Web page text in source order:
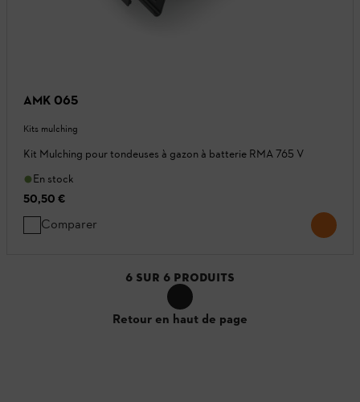
AMK 065
Kits mulching
Kit Mulching pour tondeuses à gazon à batterie RMA 765 V
En stock
50,50 €
Comparer
6 SUR 6 PRODUITS
Retour en haut de page